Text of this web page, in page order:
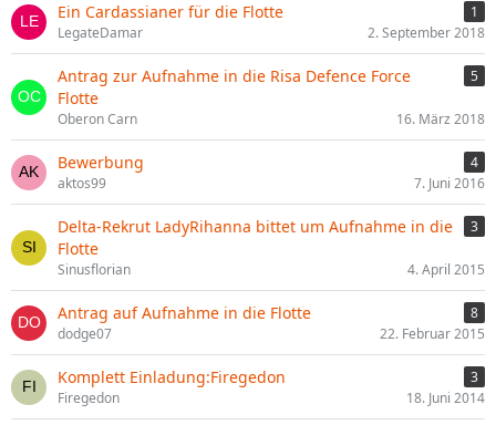
Ein Cardassianer für die Flotte
1
LegateDamar
2. September 2018
Antrag zur Aufnahme in die Risa Defence Force
Flotte
5
Oberon Carn 16. März 2018
Bewerbung
4
aktos99
7. Juni 2016
Delta-Rekrut LadyRihanna bittet um Aufnahme in die
Flotte
3
Sinusflorian 4. April 2015
Antrag auf Aufnahme in die Flotte
8
dodge07
22. Februar 2015
Komplett Einladung:Firegedon
3
Firegedon
18. Juni 2014